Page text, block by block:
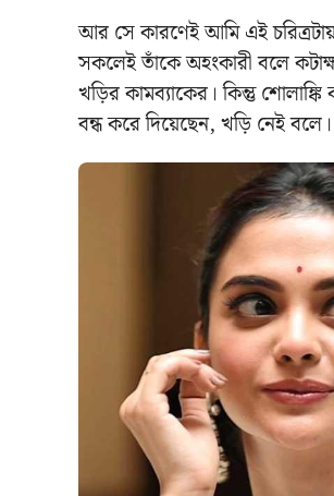
আর সে কারণেই আমি এই
সকলেই তাঁকে অহংকারী বলে
খড়ির কামব্যাকের। কিন্তু
বন্ধ করে দিয়েছেন, খড়ি নেই বলে।